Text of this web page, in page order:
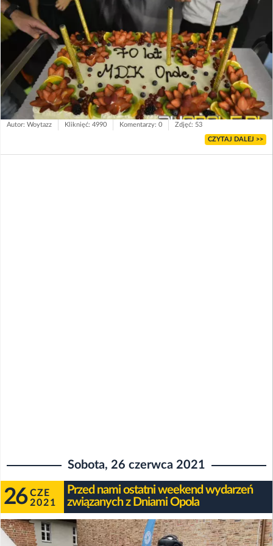
Autor: Woytazz Kliknięć: 4990 Komentarzy: 0 Zdjęć: 53
CZYTAJ DALEJ >>
Sobota, 26 czerwca 2021
26 CZE
2021
Przed nami ostatni weekend wydarzeń
związanych z Dniami Opola